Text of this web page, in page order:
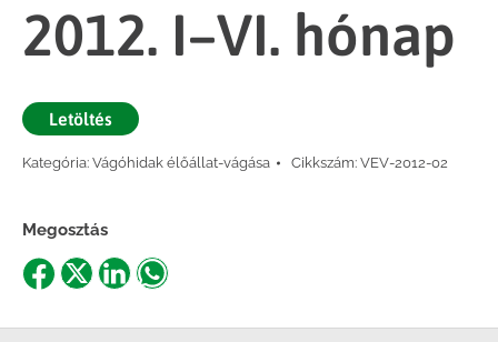
2012. I–VI. hónap
Letöltés
Kategória: Vágóhidak élőállat-vágása Cikkszám: VEV-2012-02
Megosztás
ShareShareShareShare